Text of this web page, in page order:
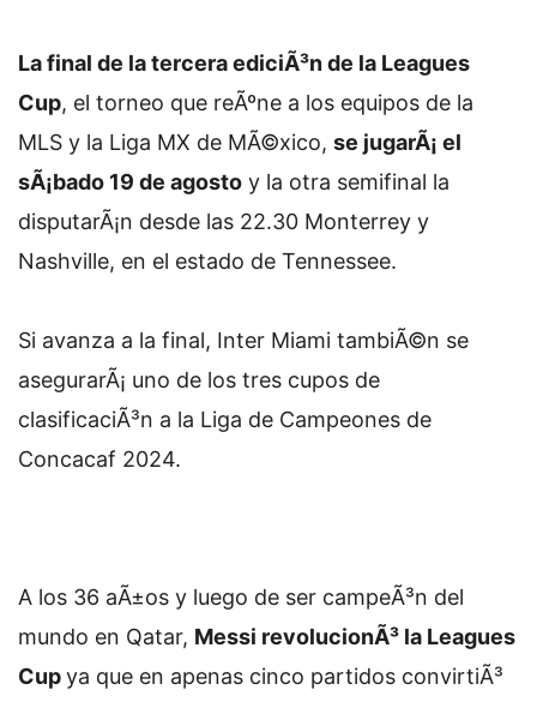
La final de la tercera ediciÃ³n de la Leagues
Cup, el torneo que reÃºne a los equipos de la
MLS y la Liga MX de MÃ©xico, se jugarÃ¡ el
sÃ¡bado 19 de agosto y la otra semifinal la
disputarÃ¡n desde las 22.30 Monterrey y
Nashville, en el estado de Tennessee.
Si avanza a la final, Inter Miami tambiÃ©n se
asegurarÃ¡ uno de los tres cupos de
clasificaciÃ³n a la Liga de Campeones de
Concacaf 2024.
A los 36 aÃ±os y luego de ser campeÃ³n del
mundo en Qatar, Messi revolucionÃ³ la Leagues
Cupya que en apenas cinco partidos convirtiÃ³